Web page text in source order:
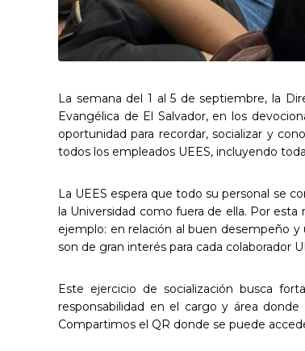
La semana del 1 al 5 de septiembre, la
Evangélica de El Salvador, en los
oportunidad para recordar, socializar y
todos los empleados UEES, incluyendo
La UEES espera que todo su personal se
la Universidad como fuera de ella. Por
ejemplo: en relación al buen desempeño
son de gran interés para cada colaborador
Este ejercicio de socialización busca
responsabilidad en el cargo y área
Compartimos el QR donde se puede